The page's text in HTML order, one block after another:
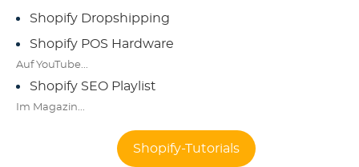
Shopify Dropshipping
Shopify POS Hardware
Auf YouTube...
Shopify SEO Playlist
Im Magazin...
Shopify-Tutorials